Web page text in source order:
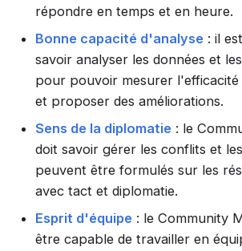
répondre en temps et en heure.
Bonne capacité d'analyse : il
savoir analyser les données et
pour pouvoir mesurer l'efficacité
et proposer des améliorations.
Sens de la diplomatie : le
doit savoir gérer les conflits et
peuvent être formulés sur les
avec tact et diplomatie.
Esprit d'équipe : le Community
être capable de travailler en